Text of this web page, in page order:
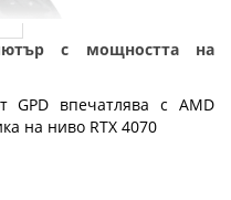
с мощността на
GPD впечатлява с AMD
на ниво RTX 4070